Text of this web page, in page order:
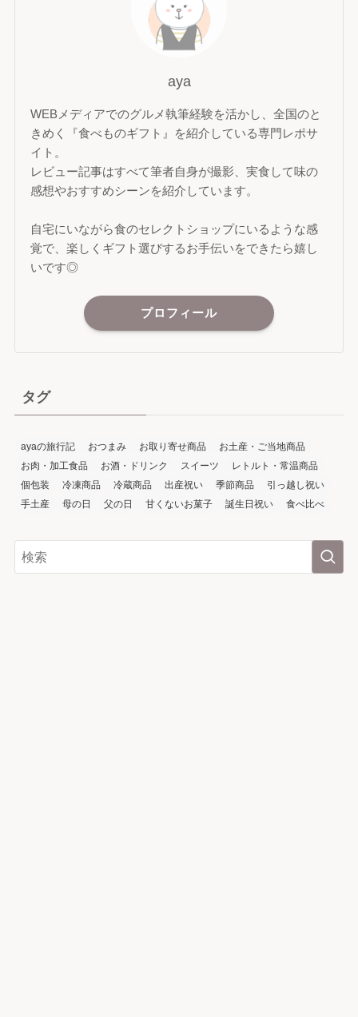
aya
WEBメディアでのグルメ執筆経験を活かし、全国のと
きめく『食べものギフト』を紹介している専門レポサ
イト。
レビュー記事はすべて筆者自身が撮影、実食して味の
感想やおすすめシーンを紹介しています。
自宅にいながら食のセレクトショップにいるような感
覚で、楽しくギフト選びするお手伝いをできたら嬉し
いです◎
プロフィール
タグ
ayaの旅行記 おつまみ お取り寄せ商品
お土産・ご当地商品
お肉・加工食品
お酒・ドリンク スイーツ
レトルト・常温商品
個包装
冷凍商品 冷蔵商品 出産祝い 季節商品
引っ越し祝い
手土産
母の日 父の日 甘くないお菓子 誕生日祝い 食べ比べ